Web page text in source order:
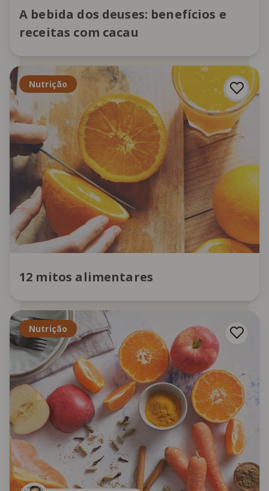
A bebida dos deuses: benefícios e
receitas com cacau
Nutrição
12 mitos alimentares
Nutrição